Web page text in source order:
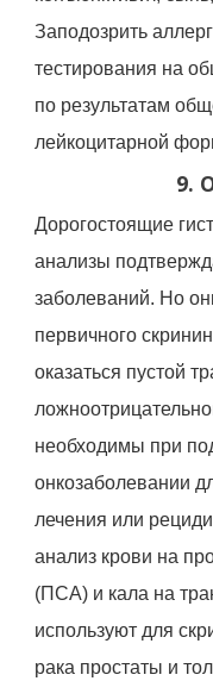
Заподозрить
тестирования на
по результатам
лейкоцитарной
9.
Дорогостоящие
анализы
заболеваний. Но
первичного
оказаться пустой
необходимы при
онкозаболевании
лечения или
анализ крови на
(ПСА) и кала на
используют для
рака простаты и